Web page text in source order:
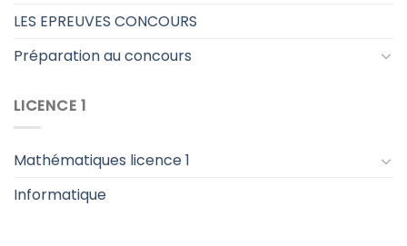
LES EPREUVES CONCOURS
Préparation au concours
LICENCE 1
Mathématiques licence 1
Informatique